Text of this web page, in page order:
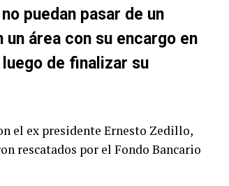
puedan pasar de un
área con su encargo en
de finalizar su
el ex presidente Ernesto Zedillo,
rescatados por el Fondo Bancario